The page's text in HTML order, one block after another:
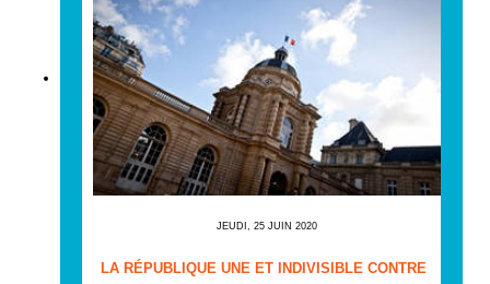
JEUDI, 25 JUIN 2020
LA RÉPUBLIQUE UNE ET INDIVISIBLE CONTRE